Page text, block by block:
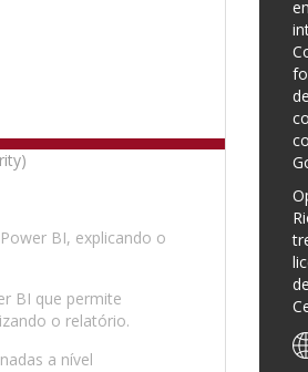
BI, explicando o
BI que permite
o relatório.
a nível